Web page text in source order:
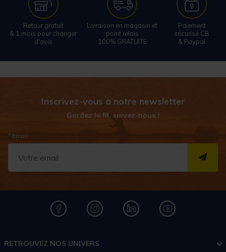
Retour gratuit
& 1 mois pour changer
d'avis
Livraison en magasin et
point relais
100% GRATUITE
Paiement
sécurisé CB
& Paypal
Inscrivez-vous à notre newsletter
Gardez le fil, suivez-nous !
* Email
RETROUVEZ NOS UNIVERS